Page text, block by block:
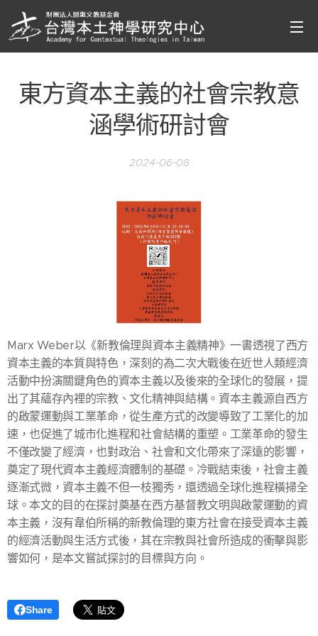
東方資本主義的社會宗教意
涵學術研討會
2024-06-08
Marx Weber以《新教倫理與資本主義精神》一書透視了西方
資本主義的本質與特色，深刻的為二次大戰後在近世人類經濟
活動中扮演關鍵角色的資本主義以及後來的全球化的發展，提
出了其蘊存內裡的宗教、文化精神與結構。資本主義源自西方
的啟蒙運動與工業革命，從生產方式的改變導致了工業化的加
速，也促進了城市化進程和社會結構的重塑。工業革命的發生
不僅改變了經濟，也對政治、社會和文化帶來了深遠的影響，
奠定了現代資本主義經濟體制的基礎。冷戰結束後，社會主義
逐漸式微，資本主義不但一枝獨秀，還透過全球化進程橫掃全
球。本文的目的在探討奠基在西方基督教文明與啟蒙運動的資
本主義，沒有韋伯所稱的新教倫理的東方社會在接受資本主義
的經濟活動與生活方式後，其在宗教與社會所造成的衝擊與影
響如何，是本文嘗試探討的目標與方向。
Share